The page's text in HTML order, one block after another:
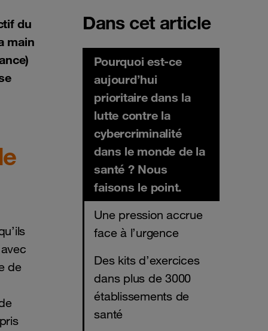
du
main
de
Dans cet article
Pourquoi est-ce
aujourd’hui
prioritaire dans la
lutte contre la
cybercriminalité
dans le monde de la
santé ? Nous
faisons le point.
Une pression accrue
face à l’urgence
Des kits d’exercices
dans plus de 3000
établissements de
santé